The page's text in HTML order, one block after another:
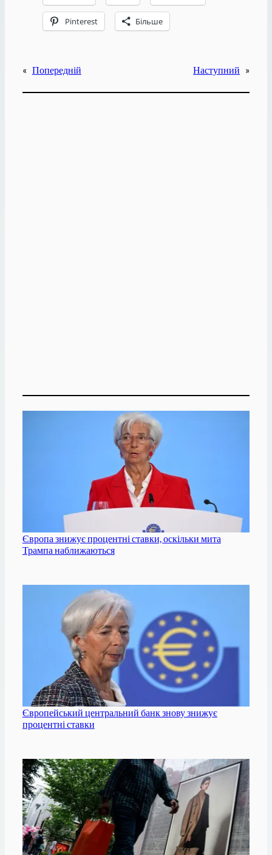
Pinterest Більше
« Попередній Наступний »
Європа знижує процентні ставки, оскільки мита
Трампа наближаються
Європейський центральний банк знову знижує
процентні ставки